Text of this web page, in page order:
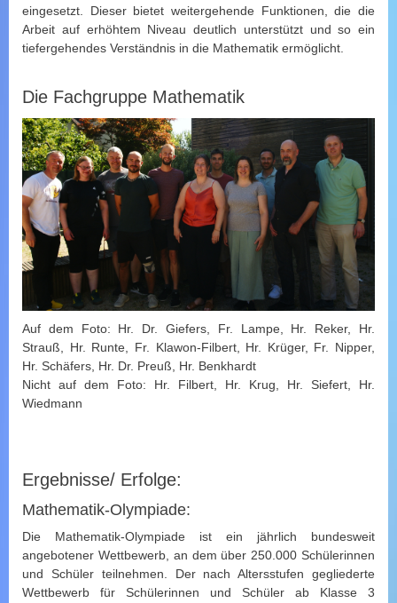
eingesetzt. Dieser bietet weitergehende Funktionen, die die
Arbeit auf erhöhtem Niveau deutlich unterstützt und so ein
tiefergehendes Verständnis in die Mathematik ermöglicht.
Die Fachgruppe Mathematik
Auf dem Foto: Hr. Dr. Giefers, Fr. Lampe, Hr. Reker, Hr.
Strauß, Hr. Runte, Fr. Klawon-Filbert, Hr. Krüger, Fr. Nipper,
Hr. Schäfers, Hr. Dr. Preuß, Hr. Benkhardt
Nicht auf dem Foto: Hr. Filbert, Hr. Krug, Hr. Siefert, Hr.
Wiedmann
Ergebnisse/ Erfolge:
Mathematik-Olympiade:
Die Mathematik-Olympiade ist ein jährlich bundesweit
angebotener Wettbewerb, an dem über 250.000 Schülerinnen
und Schüler teilnehmen. Der nach Altersstufen gegliederte
Wettbewerb für Schülerinnen und Schüler ab Klasse 3